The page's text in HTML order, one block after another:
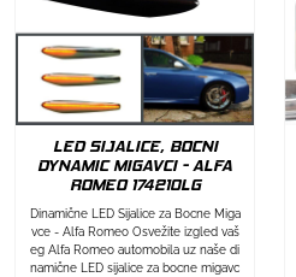
LED SIJALICE, BOCNI
DYNAMIC MIGAVCI - ALFA
ROMEO 174210LG
Dinamične LED Sijalice za Bocne Miga
vce - Alfa Romeo Osvežite izgled vaš
eg Alfa Romeo automobila uz naše di
namične LED sijalice za bocne migavc